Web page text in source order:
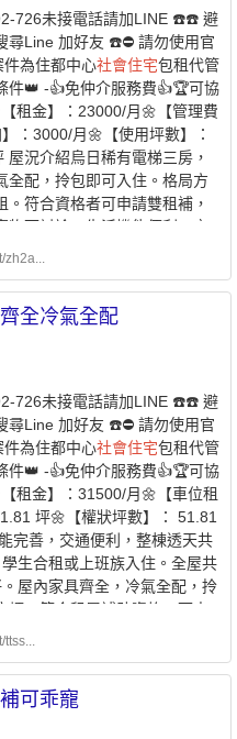
道路清水交流道，車行約
鹿交流道。生活機能學校：
約6分鐘可到學區清水國中。
鰲峰店)與梧棲第一市場，車行
閒：步行約9分鐘可到頂魚寮公
場。☆ 可開伙☆ 可養寵物☆ 禁
房東，正在找尋愛惜房子的
擴大租金補貼🌟 -社宅承租人-
申請人的配偶￭ 申請人及其配
戶籍內的直系親屬1. 年齡限
民國國民2. 家庭成員定義：
年所得及財產限額￭ 家庭年所
得低於 56,270 元以下￭ 申請
額：479 萬元以下￭ 不動產
會住宅✅且未同時享有政府租金
例跨業合作 繳房租可刷卡自動
房租可以自動扣繳，不怕又忘
信用* 妥善的靈活運用現金，
企業
社會責任、實現居住正
、代管、裝潢修繕、包租 本公
業是房東房客最大保障歡迎提
租賃住宅服務業】【兆基屋管
台中市北區三民路三段132號1
號附近有便利商店、傳統
726未接電話請加LINE ☎️☎️ 避
尋Line 加好友 ☎️⛔️ 請勿使用官
件為住都中心社會住宅包租代管
件👑 -👍免仲介服務費👍🏆可協
租金】：23000/月🌼【管理費
：3000/月🌼【使用坪數】：
況介紹烏日稀有電梯三房，
全配，拎包即可入住。格局方
符合資格者可申請雙租補，
可討論。生活機能便利，交
質選擇 ☆ 可開伙☆ 可寵物☆
央擴大租金補貼 🌟 -社宅承租
人 ￭ 申請人的配偶 ￭ 申請人
的配偶之戶籍內的直系親屬
上之中華民國國民2. 家庭成
每人每月平均所得低
住宅貸款利息補貼者動產限
萬元✅無自有住宅（房
彰化縣、南投縣均無自有住
✅於本市無承租本市公營住
補貼 -⭐️ 兆基屋管 x 凱基銀行
自動扣繳 -方便、安全的支
不怕又忘記* 利用刷卡繳納房
用現金，培養記帳好習慣 - 創
包租 本公司專職租屋管理非一
障歡迎提供需求為您配對優質
兆基屋管股份有限公司
段132號1樓📌經紀人：許舜傑
店、百貨公司。
zh2a...
全冷氣全配
726未接電話請加LINE ☎️☎️ 避
尋Line 加好友 ☎️⛔️ 請勿使用官
件為住都中心社會住宅包租代管
件👑 -👍免仲介服務費👍🏆可協
租金】：31500/月🌼【車位租
坪🌼【權狀坪數】： 51.81
完善，交通便利，整棟透天共
生合租或上班族入住。全屋共
屋內家具齊全，冷氣全配，拎
。符合租屋補助資格，可申
技大學、商圈、超商、市場
開伙☆ 禁寵物☆ 禁拜拜☆ 禁釘
找尋愛惜房子的好房客 💎
貼 🌟 -社宅承租人-申請條件
ttss...
可乖寵